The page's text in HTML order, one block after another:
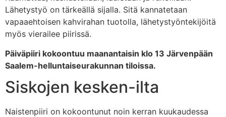
Lähetystyö on tärkeällä sijalla. Sitä kannatetaan
vapaaehtoisen kahvirahan tuotolla, lähetystyöntekijöitä
myös vierailee piirissä.
Päiväpiiri kokoontuu maanantaisin klo 13 Järvenpään
Saalem-helluntaiseurakunnan tiloissa.
Siskojen kesken-ilta
Naistenpiiri on kokoontunut noin kerran kuukaudessa